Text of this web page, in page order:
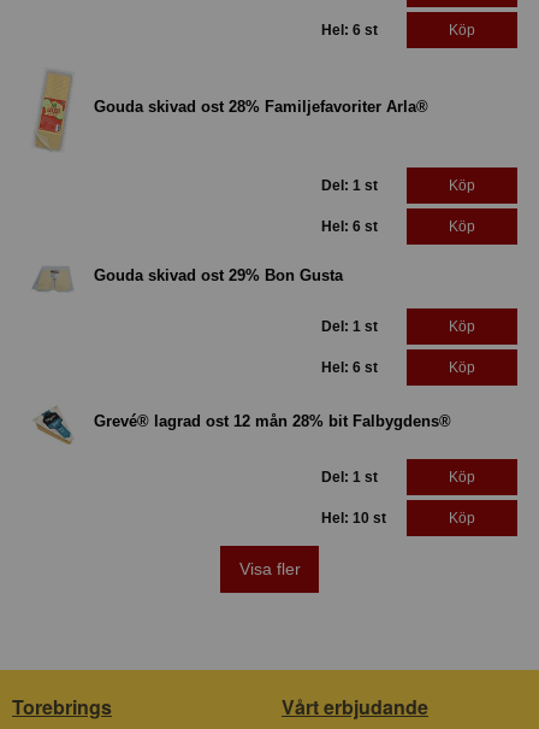
Hel: 6 st Köp
Gouda skivad ost 28% Familjefavoriter Arla®
Del: 1 st Köp
Hel: 6 st Köp
Gouda skivad ost 29% Bon Gusta
Del: 1 st Köp
Hel: 6 st Köp
Grevé® lagrad ost 12 mån 28% bit Falbygdens®
Del: 1 st Köp
Hel: 10 st Köp
Visa fler
Torebrings Vårt erbjudande